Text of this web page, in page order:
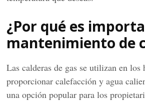
¿Por qué es
mantenimiento de
Las calderas de gas se utilizan en los
proporcionar calefacción y agua
una opción popular para los